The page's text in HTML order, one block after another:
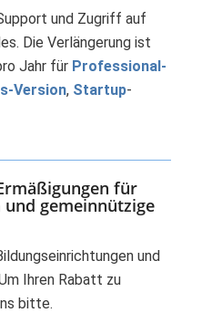
und Zugriff auf
Die Verlängerung ist
Jahr für Professional-
Version, Startup-
für
gemeinnützige
und
Ihren Rabatt zu
bitte.